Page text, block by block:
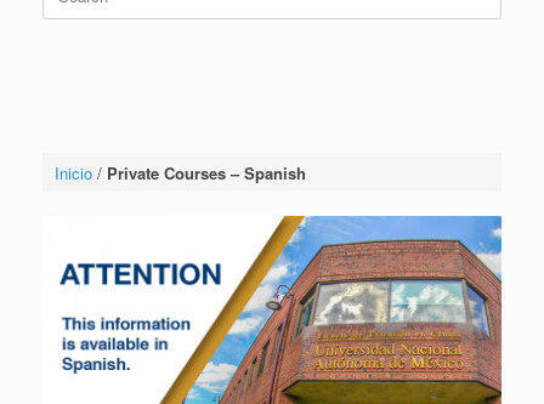
Inicio/ Private Courses – Spanish